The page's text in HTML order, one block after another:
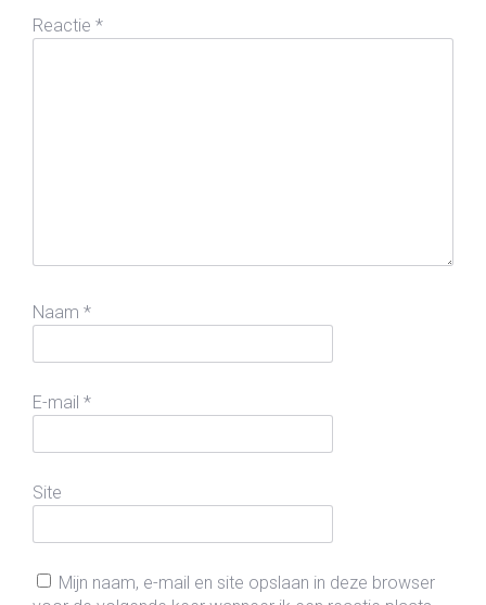
Reactie *
Naam *
E-mail *
Site
Mijn naam, e-mail en site opslaan in deze browser